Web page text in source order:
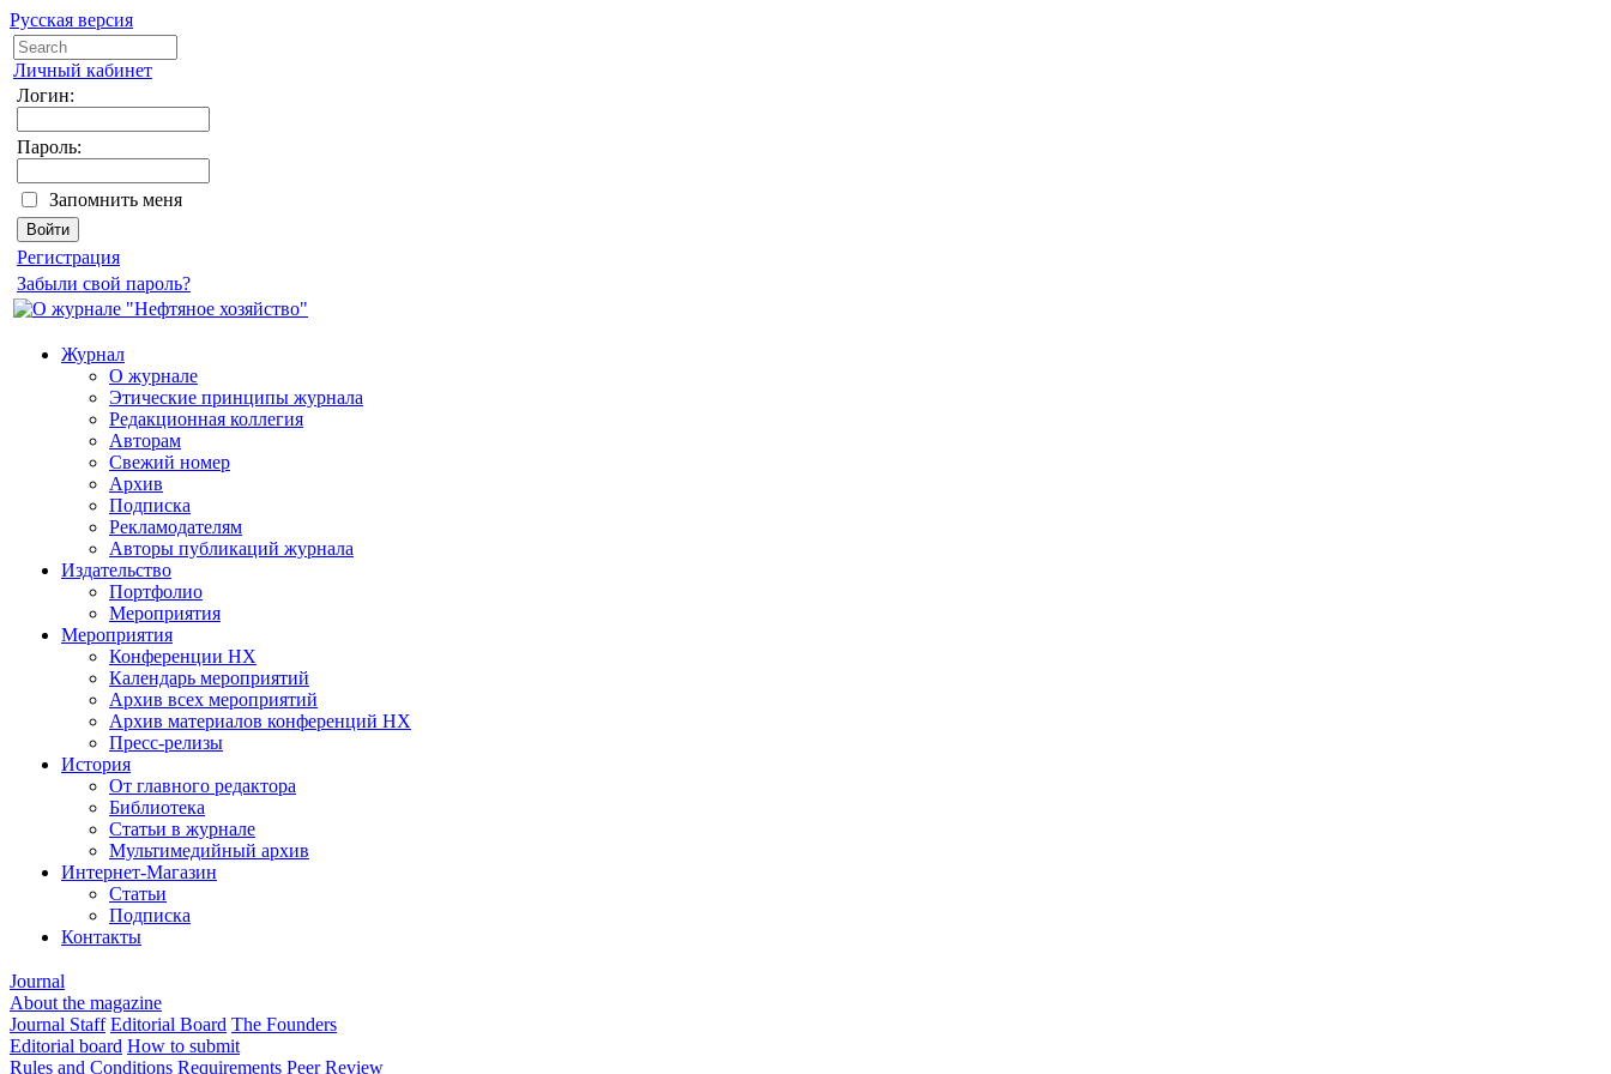
Русская версия
Личный кабинет
Логин:
Пароль:
Запомнить меня
Регистрация
Забыли свой пароль?
Журнал
О журнале
Этические принципы журнала
Редакционная коллегия
Авторам
Свежий номер
Архив
Подписка
Рекламодателям
Авторы публикаций журнала
Издательство
Портфолио
Мероприятия
Мероприятия
Конференции НХ
Календарь мероприятий
Архив всех мероприятий
Архив материалов конференций НХ
Пресс-релизы
История
От главного редактора
Библиотека
Статьи в журнале
Мультимедийный архив
Интернет-Магазин
Статьи
Подписка
Контакты
Journal
About the magazine
Journal Staff Editorial Board The Founders
Editorial board How to submit
Rules and Conditions Requirements Peer Review